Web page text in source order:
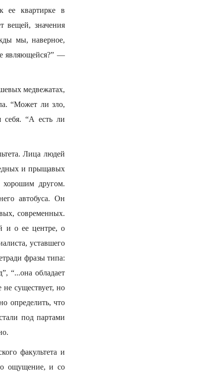
квартирке в
вещей, значения
мы, наверное,
являющейся?” —
медвежатах,
“Может ли зло,
себя. “А есть ли
Лица людей
и прыщавых
хорошим другом.
автобуса. Он
современных.
и о ее центре, о
уставшего
фразы типа:
“...она обладает
существует, но
определить, что
под партами
факультета и
ощущение, и со